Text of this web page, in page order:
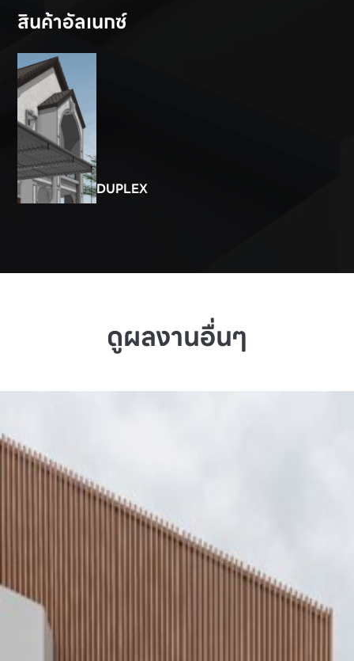
สินค้าอัลเนกซ์
DUPLEX
ดูผลงานอื่นๆ